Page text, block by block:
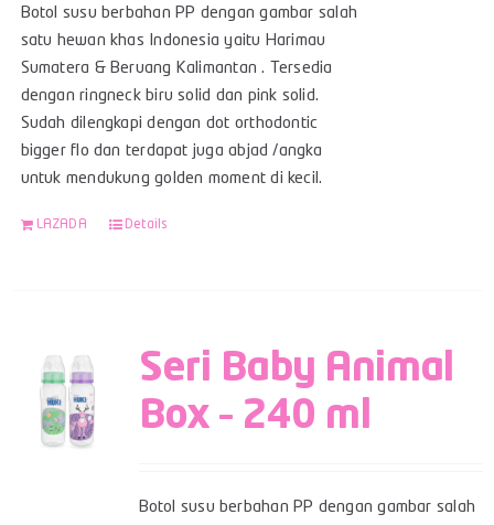
Botol susu berbahan PP dengan gambar salah
satu hewan khas Indonesia yaitu Harimau
Sumatera & Beruang Kalimantan . Tersedia
dengan ringneck biru solid dan pink solid.
Sudah dilengkapi dengan dot orthodontic
bigger flo dan terdapat juga abjad /angka
untuk mendukung golden moment di kecil.
LAZADA Details
Seri Baby Animal
Box – 240 ml
Botol susu berbahan PP dengan gambar salah